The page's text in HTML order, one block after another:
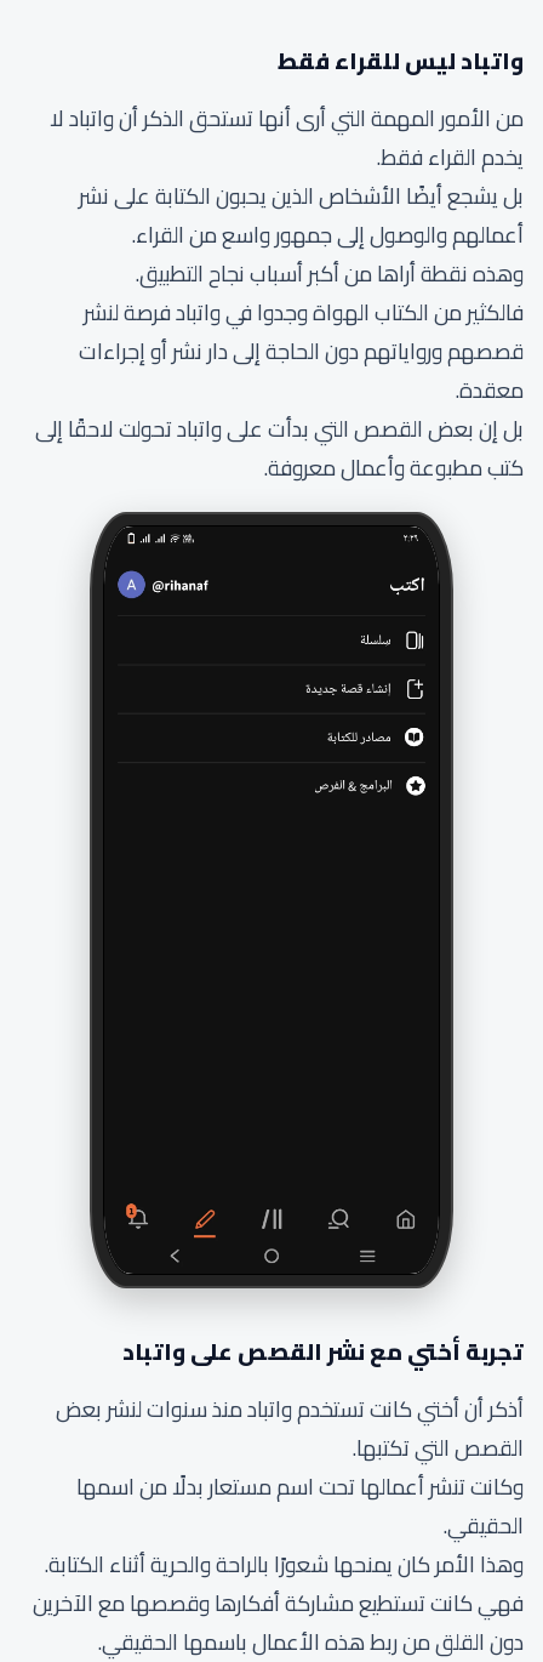
واتباد ليس للقراء فقط
من الأمور المهمة التي أرى أنها تستحق الذكر أن واتباد لا
يخدم القراء فقط.
بل يشجع أيضًا الأشخاص الذين يحبون الكتابة على نشر
أعمالهم والوصول إلى جمهور واسع من القراء.
وهذه نقطة أراها من أكبر أسباب نجاح التطبيق.
فالكثير من الكتاب الهواة وجدوا في واتباد فرصة لنشر
قصصهم ورواياتهم دون الحاجة إلى دار نشر أو إجراءات
معقدة.
بل إن بعض القصص التي بدأت على واتباد تحولت لاحقًا إلى
كتب مطبوعة وأعمال معروفة.
تجربة أختي مع نشر القصص على واتباد
أذكر أن أختي كانت تستخدم واتباد منذ سنوات لنشر بعض
القصص التي تكتبها.
وكانت تنشر أعمالها تحت اسم مستعار بدلًا من اسمها
الحقيقي.
وهذا الأمر كان يمنحها شعورًا بالراحة والحرية أثناء الكتابة.
فهي كانت تستطيع مشاركة أفكارها وقصصها مع الآخرين
دون القلق من ربط هذه الأعمال باسمها الحقيقي.